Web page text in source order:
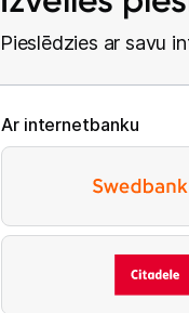
Pieslēdzies ar savu
Ar internetbanku